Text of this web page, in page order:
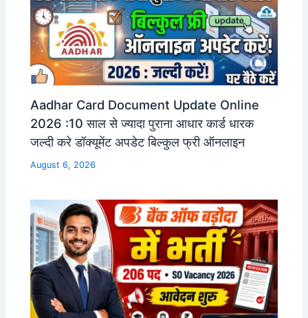
Aadhar Card Document Update Online
2026 :10 साल से ज्यादा पुराना आधार कार्ड धारक
जल्दी करे डॉक्यूमेंट अपडेट बिल्कुल फ्री ऑनलाइन
August 6, 2026